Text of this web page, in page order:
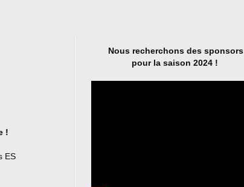
!
ES
Nous recherchons des sponsors
pour la saison 2024 !